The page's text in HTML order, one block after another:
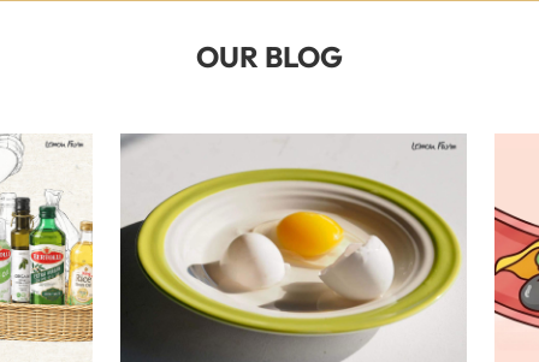
OUR BLOG